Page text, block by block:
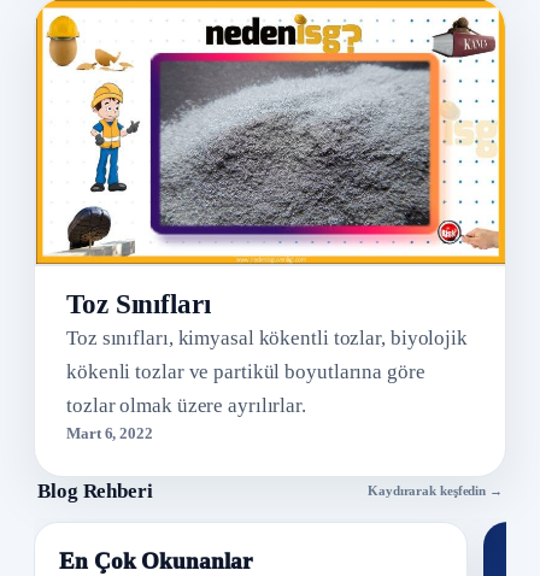
Toz Sınıfları
Toz sınıfları, kimyasal kökentli tozlar, biyolojik
kökenli tozlar ve partikül boyutlarına göre
tozlar olmak üzere ayrılırlar.
Mart 6, 2022
Blog Rehberi Kaydırarak keşfedin →
En Çok Okunanlar